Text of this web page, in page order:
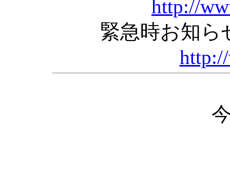
http://
緊急時お知ら